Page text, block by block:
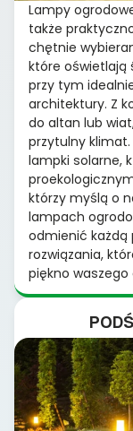
Lampy
także
chętnie
które oświetlają
przy tym
architektury. Z
do altan lub
przytulny
lampki solarne,
którzy myślą o
lampach
odmienić każdą
rozwiązania,
piękno waszego